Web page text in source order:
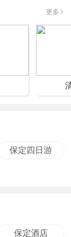
更多
保定四日游
保定酒店